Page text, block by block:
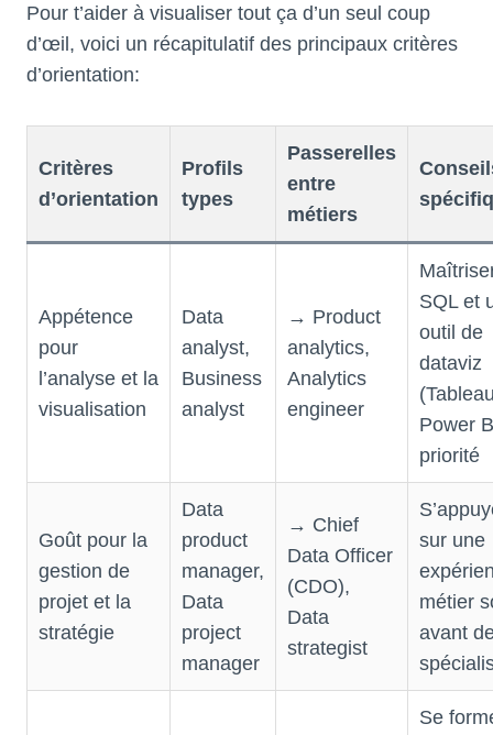
Pour t’aider à visualiser tout ça d’un seul coup
d’œil, voici un récapitulatif des principaux critères
d’orientation:
Critères
d’orientation
Profils
types
Passerelles
entre
métiers
Appétence
pour
l’analyse et la
visualisation
Data
analyst,
Business
analyst
→ Product
analytics,
Analytics
engineer
SQL et
outil de
dataviz
Power
priorité
Goût pour la
gestion de
projet et la
stratégie
Data
product
manager,
Data
project
manager
→ Chief
Data Officer
(CDO),
Data
strategist
sur une
métier
avant
Se